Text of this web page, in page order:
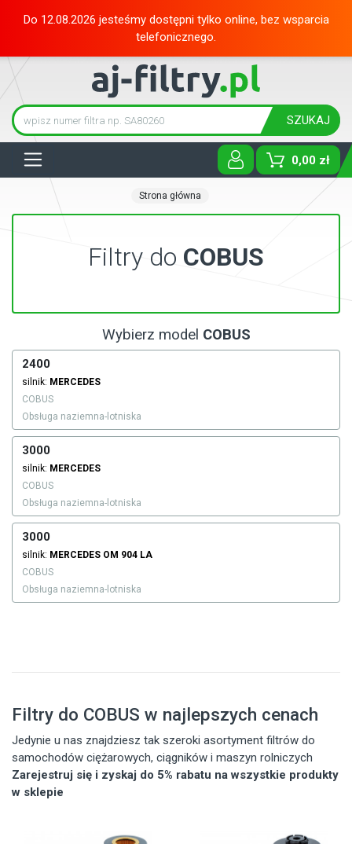
Do 12.08.2026 jesteśmy dostępni tylko online, bez wsparcia
telefonicznego.
SZUKAJ
0,00 zł
Strona główna
Filtry do COBUS
Wybierz model COBUS
2400
silnik: MERCEDES
COBUS
Obsługa naziemna-lotniska
3000
silnik: MERCEDES
COBUS
Obsługa naziemna-lotniska
3000
silnik: MERCEDES OM 904 LA
COBUS
Obsługa naziemna-lotniska
Filtry do COBUS w najlepszych cenach
Jedynie u nas znajdziesz tak szeroki asortyment filtrów do
samochodów ciężarowych, ciągników i maszyn rolniczych
Zarejestruj się i zyskaj do 5% rabatu na wszystkie produkty
w sklepie